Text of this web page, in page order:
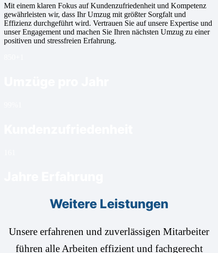
Mit einem klaren Fokus auf Kundenzufriedenheit und Kompetenz
gewährleisten wir, dass Ihr Umzug mit größter Sorgfalt und
Effizienz durchgeführt wird. Vertrauen Sie auf unsere Expertise und
unser Engagement und machen Sie Ihren nächsten Umzug zu einer
positiven und stressfreien Erfahrung.
Weitere Leistungen
Unsere erfahrenen und zuverlässigen Mitarbeiter
führen alle Arbeiten effizient und fachgerecht